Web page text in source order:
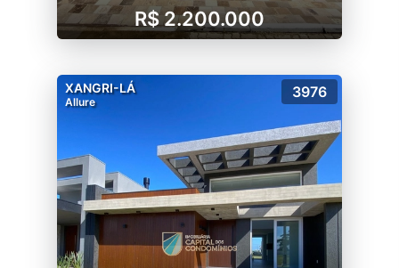
R$ 2.200.000
XANGRI-LÁ
Allure
3976